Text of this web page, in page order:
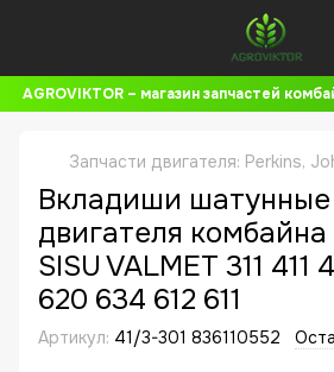
AGROVIKTOR – магазин запчастей
Запчасти двигателя: Perkins,
Вкладиши
двигателя
SISU VALMET 311 411
620 634 612 611
Артикул: 41/3-301 836110552